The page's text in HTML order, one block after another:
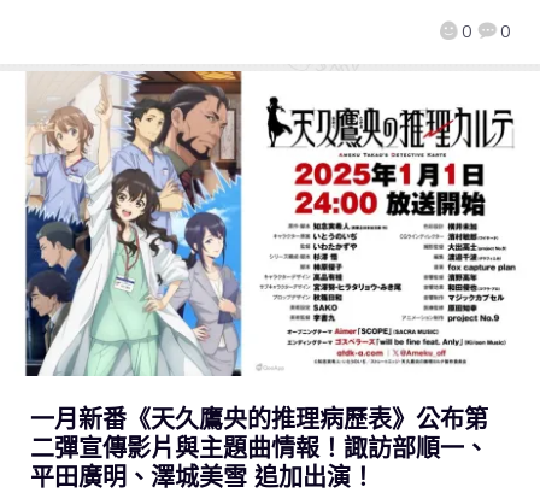
0 0
一月新番《天久鷹央的推理病歷表》公布第
二彈宣傳影片與主題曲情報！諏訪部順一、
平田廣明、澤城美雪 追加出演！